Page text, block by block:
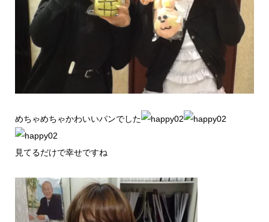
めちゃめちゃかわいいパンでした
見てるだけで幸せですね